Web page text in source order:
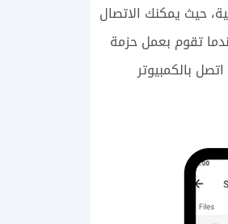
حيث يمكنك الاتصال
تقوم بعمل حزمة
بالكمبيوتر